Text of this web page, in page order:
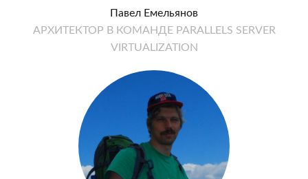
Павел Емельянов
АРХИТЕКТОР В КОМАНДЕ PARALLELS SERVER
VIRTUALIZATION